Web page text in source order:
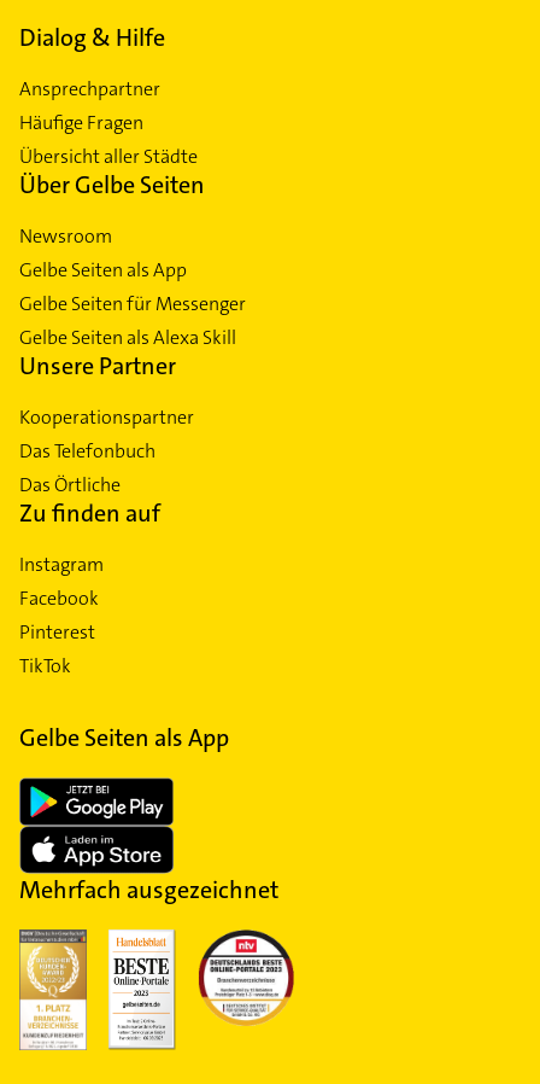
Dialog & Hilfe
Ansprechpartner
Häufige Fragen
Übersicht aller Städte
Über Gelbe Seiten
Newsroom
Gelbe Seiten als App
Gelbe Seiten für Messenger
Gelbe Seiten als Alexa Skill
Unsere Partner
Kooperationspartner
Das Telefonbuch
Das Örtliche
Zu finden auf
Instagram
Facebook
Pinterest
TikTok
Gelbe Seiten als App
Mehrfach ausgezeichnet